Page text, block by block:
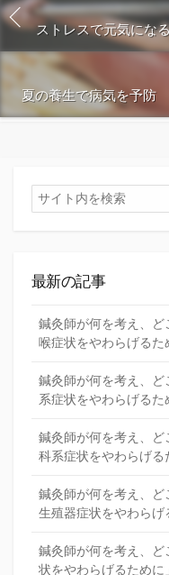
ストレスで元気にな
夏の養生で病気を予防
検
索
最新の記事
鍼灸師が何を考え、
喉症状をやわらげるた
鍼灸師が何を考え、
系症状をやわらげるた
鍼灸師が何を考え、
科系症状をやわらげる
鍼灸師が何を考え、
生殖器症状をやわらげ
鍼灸師が何を考え、
状をやわらげるために